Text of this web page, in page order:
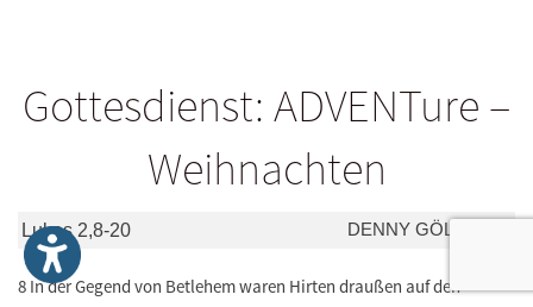
Gottesdienst: ADVENTure –
Weihnachten
Lukas 2,8-20 DENNY GÖLTZNER
8 In der Gegend von Betlehem waren Hirten draußen auf den